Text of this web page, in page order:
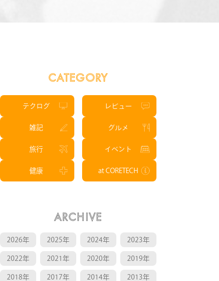
CATEGORY
テクログ レビュー
雑記 グルメ
旅行 イベント
健康 at CORETECH
ARCHIVE
2026年 2025年 2024年 2023年
2022年 2021年 2020年 2019年
2018年 2017年 2014年 2013年